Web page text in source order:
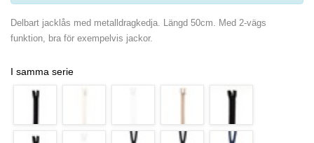
Delbart jacklås med metalldragkedja. Längd 50cm. Med 2-vägs
funktion, bra för exempelvis jackor.
I samma serie